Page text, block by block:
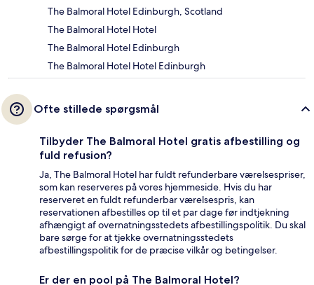
The Balmoral Hotel Edinburgh, Scotland
The Balmoral Hotel Hotel
The Balmoral Hotel Edinburgh
The Balmoral Hotel Hotel Edinburgh
Ofte stillede spørgsmål
Tilbyder The Balmoral Hotel gratis afbestilling og
fuld refusion?
Ja, The Balmoral Hotel har fuldt refunderbare værelsespriser,
som kan reserveres på vores hjemmeside. Hvis du har
reserveret en fuldt refunderbar værelsespris, kan
reservationen afbestilles op til et par dage før indtjekning
afhængigt af overnatningsstedets afbestillingspolitik. Du skal
bare sørge for at tjekke overnatningsstedets
afbestillingspolitik for de præcise vilkår og betingelser.
Er der en pool på The Balmoral Hotel?